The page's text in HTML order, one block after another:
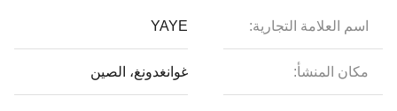
اسم العلامة التجارية: YAYE
مكان المنشأ: غوانغدونغ، الصين